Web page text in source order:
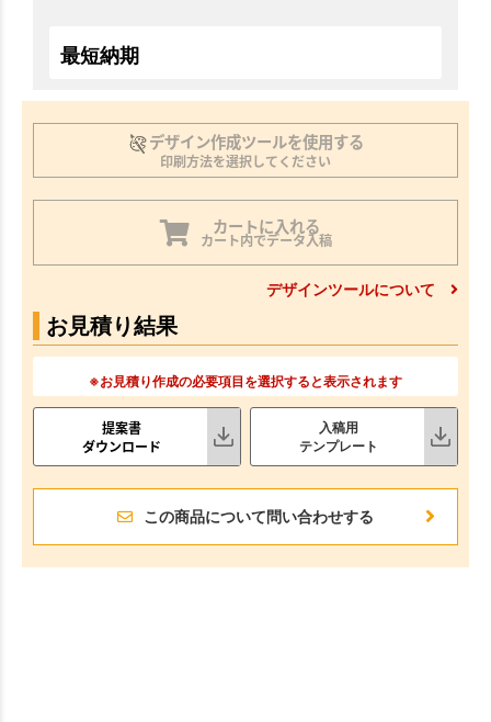
最短納期
デザイン作成ツールを使用する
印刷方法を選択してください
カートに入れる
カート内でデータ入稿
デザインツールについて
お見積り結果
※お見積り作成の必要項目を選択すると表示されます
提案書
ダウンロード
入稿用
テンプレート
この商品について問い合わせする